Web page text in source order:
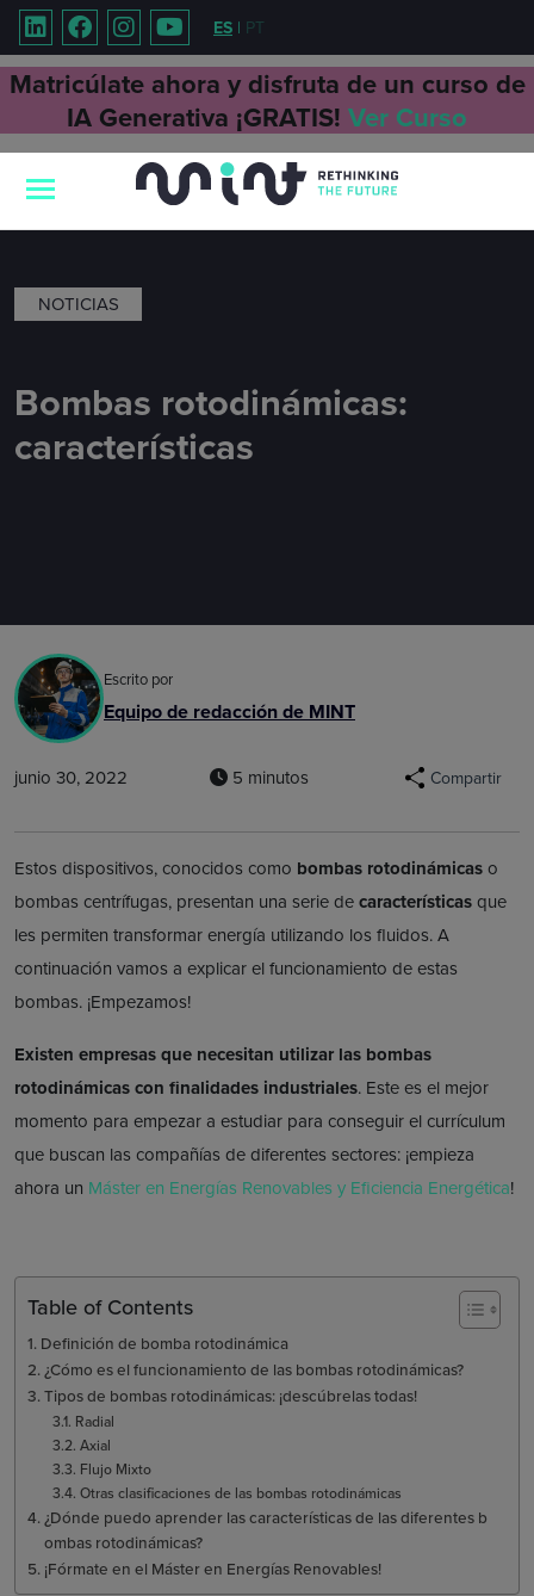
ES | PT
Matricúlate ahora y disfruta de un curso de
IA Generativa ¡GRATIS! Ver Curso
NOTICIAS
Bombas rotodinámicas:
características
Escrito por
Equipo de redacción de MINT
junio 30, 2022 5 minutos Compartir
Estos dispositivos, conocidos como bombas rotodinámicaso
bombas centrífugas, presentan una serie decaracterísticasque
les permiten transformar energía utilizando los fluidos. A
continuación vamos a explicar el funcionamiento de estas
bombas. ¡Empezamos!
Existen empresas que necesitan utilizar las bombas
rotodinámicas con finalidades industriales. Este es el mejor
momento para empezar a estudiar para conseguir el currículum
que buscan las compañías de diferentes sectores: ¡empieza
ahora un Máster en Energías Renovables y Eficiencia Energética!
Table of Contents
Definición de bomba rotodinámica
¿Cómo es el funcionamiento de las bombas rotodinámicas?
Tipos de bombas rotodinámicas: ¡descúbrelas todas!
Radial
Axial
Flujo Mixto
Otras clasificaciones de las bombas rotodinámicas
¿Dónde puedo aprender las características de las diferentes b
ombas rotodinámicas?
¡Fórmate en el Máster en Energías Renovables!